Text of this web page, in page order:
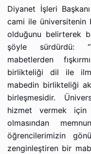
Diyanet İşleri
cami ile üniversitenin
olduğunu belirterek
şöyle sürdürdü:
mabetlerden
birlikteliği dil ile
mabedin birlikteliği
birleşmesidir.
hizmet vermek
olmasından
öğrencilerimizin
zenginleştiren bir